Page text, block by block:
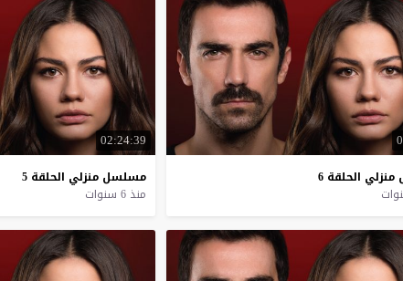
منزلي الحلقة 6
02:24:39
مسلسل منزلي الحلقة 5
منذ 6 سنوات